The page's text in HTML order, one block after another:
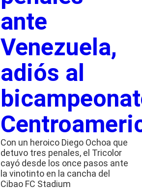
ante
Venezuela,
adiós al
Con un heroico Diego Ochoa que
detuvo tres penales, el Tricolor
cayó desde los once pasos ante
la vinotinto en la cancha del
Cibao FC Stadium